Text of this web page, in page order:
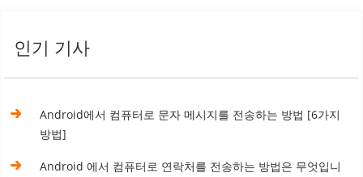
인기 기사
Android에서 컴퓨터로 문자 메시지를 전송하는 방법 [6가지
방법]
Android 에서 컴퓨터로 연락처를 전송하는 방법은 무엇입니